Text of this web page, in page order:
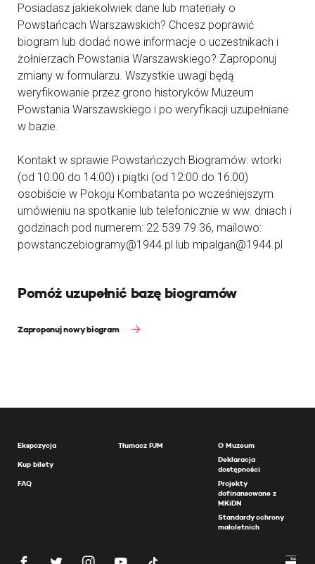
Posiadasz jakiekolwiek dane lub materiały o
Powstańcach Warszawskich? Chcesz poprawić
biogram lub dodać nowe informacje o uczestnikach i
żołnierzach Powstania Warszawskiego? Zaproponuj
zmiany w formularzu. Wszystkie uwagi będą
weryfikowanie przez grono historyków Muzeum
Powstania Warszawskiego i po weryfikacji uzupełniane
w bazie.
Kontakt w sprawie Powstańczych Biogramów: wtorki
(od 10:00 do 14:00) i piątki (od 12:00 do 16:00)
osobiście w Pokoju Kombatanta po wcześniejszym
umówieniu na spotkanie lub telefonicznie w ww. dniach i
godzinach pod numerem: 22 539 79 36, mailowo:
powstanczebiogramy@1944.pl lub mpalgan@1944.pl
Pomóż uzupełnić bazę biogramów
Zaproponuj nowy biogram
Ekspozycja
Kup bilety
FAQ
Tłumacz PJM
O Muzeum
Deklaracja
dostępności
Projekty
dofinansowane z
MKiDN
Standardy ochrony
małoletnich